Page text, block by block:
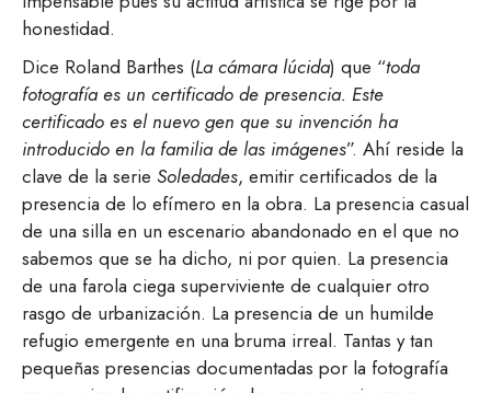
honestidad.
Dice Roland Barthes (La cámara lúcida) que “toda
fotografía es un certificado de presencia. Este
certificado es el nuevo gen que su invención ha
introducido en la familia de las imágenes”. Ahí reside la
clave de la serie Soledades, emitir certificados de la
presencia de lo efímero en la obra. La presencia casual
de una silla en un escenario abandonado en el que no
sabemos que se ha dicho, ni por quien. La presencia
de una farola ciega superviviente de cualquier otro
rasgo de urbanización. La presencia de un humilde
refugio emergente en una bruma irreal. Tantas y tan
pequeñas presencias documentadas por la fotografía